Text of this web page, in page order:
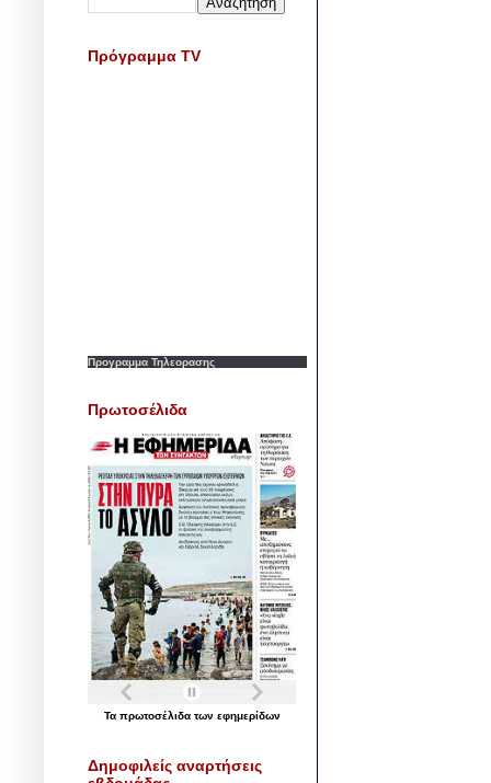
Πρόγραμμα TV
Προγραμμα Τηλεορασης
Πρωτοσέλιδα
Τα πρωτοσέλιδα των εφημερίδων
Δημοφιλείς αναρτήσεις